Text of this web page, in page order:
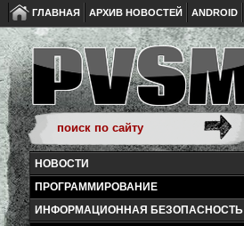
ГЛАВНАЯ АРХИВ НОВОСТЕЙ ANDROID
НОВОСТИ
ПРОГРАММИРОВАНИЕ
ИНФОРМАЦИОННАЯ БЕЗОПАСНОСТЬ